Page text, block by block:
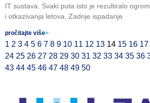
IT sustava. Svaki puta isto je rezultiralo
i otkazivanja letova. Zadnje ispadanje
pročitajte više>
1 2 3 4 5 6 7 8 9 10 11 12 13 14 15 16 17
24 25 26 27 28 29 30 31 32 33 34 35 36
43 44 45 46 47 48 49 50